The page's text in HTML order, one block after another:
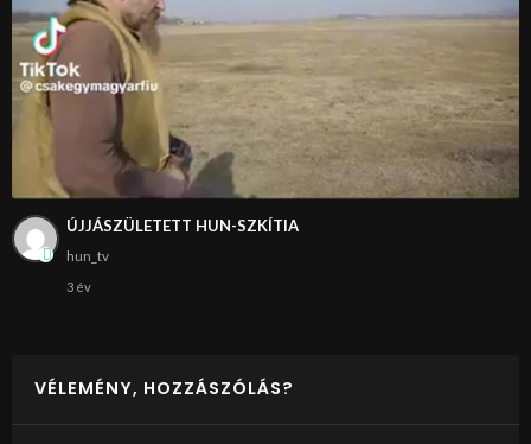
ÚJJÁSZÜLETETT HUN-SZKÍTIA
hun_tv
3 év
VÉLEMÉNY, HOZZÁSZÓLÁS?